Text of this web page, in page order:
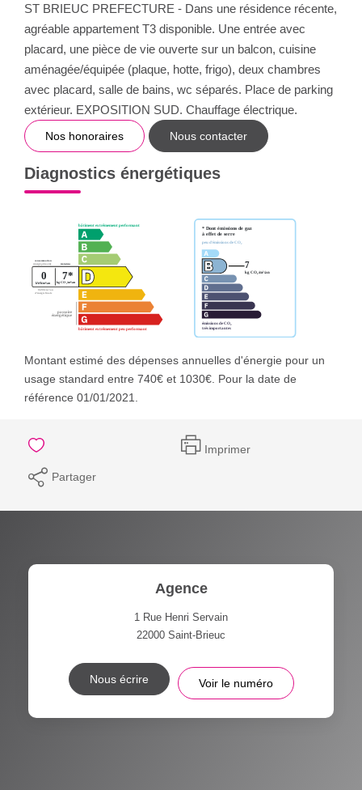
ST BRIEUC PREFECTURE - Dans une résidence récente,
agréable appartement T3 disponible. Une entrée avec
placard, une pièce de vie ouverte sur un balcon, cuisine
aménagée/équipée (plaque, hotte, frigo), deux chambres
avec placard, salle de bains, wc séparés. Place de parking
extérieur. EXPOSITION SUD. Chauffage électrique.
Nos honoraires Nous contacter
Diagnostics énergétiques
Montant estimé des dépenses annuelles d'énergie pour un
usage standard entre 740€ et 1030€. Pour la date de
référence 01/01/2021.
Imprimer
Partager
Agence
1 Rue Henri Servain
22000 Saint-Brieuc
Nous écrire Voir le numéro